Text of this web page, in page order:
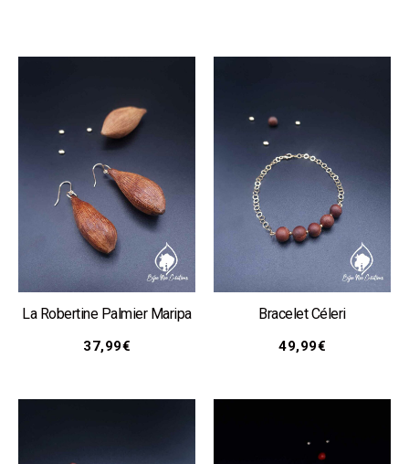
La Robertine Palmier Maripa
37,99€
Bracelet Céleri
49,99€